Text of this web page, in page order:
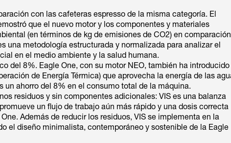
con las cafeteras espresso de la misma categoría. El
que el nuevo motor y los componentes y materiales
(en términos de kg de emisiones de CO2) en comparación
una metodología estructurada y normalizada para analizar el
en el medio ambiente y la salud humana.
del 8%. Eagle One, con su motor NEO, también ha introducido
de Energía Térmica) que aprovecha la energía de las
un ahorro del 8% en el consumo total de la máquina.
residuos y sin componentes adicionales: VIS es una balanza
un flujo de trabajo aún más rápido y una dosis correcta
Además de reducir los residuos, VIS se implementa en la
el diseño minimalista, contemporáneo y sostenible de la Eagle